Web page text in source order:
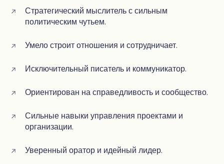
Стратегический мыслитель с сильным
политическим чутьем.
Умело строит отношения и сотрудничает.
Исключительный писатель и коммуникатор.
Ориентирован на справедливость и сообщество.
Сильные навыки управления проектами и
организации.
Уверенный оратор и идейный лидер.